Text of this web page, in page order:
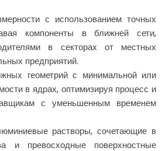
с использованием точных
компоненты в ближней сети,
в секторах от местных
предприятий.
геометрий с минимальной или
в ядрах, оптимизируя процесс и
с уменьшенным временем
растворы, сочетающие в
и превосходные поверхностные